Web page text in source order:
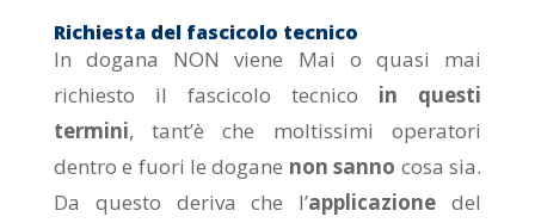
Richiesta del fascicolo tecnico
In dogana NON viene Mai o quasi mai
richiesto il fascicolo tecnico in questi
termini, tant’è che moltissimi operatori
dentro e fuori le dogane non sanno cosa sia.
Da questo deriva che l’applicazione del